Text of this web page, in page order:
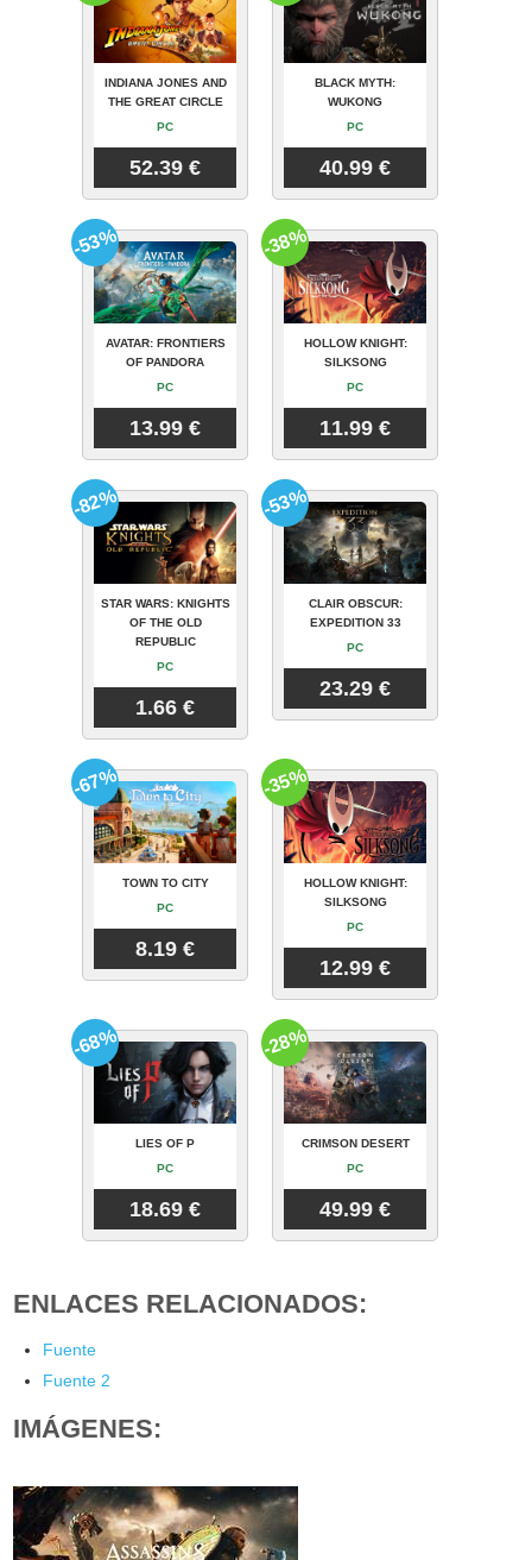
INDIANA JONES AND
THE GREAT CIRCLE
PC
52.39 €
BLACK MYTH:
WUKONG
PC
40.99 €
AVATAR: FRONTIERS
OF PANDORA
PC
13.99 €
-53%
HOLLOW KNIGHT:
SILKSONG
PC
11.99 €
-38%
STAR WARS: KNIGHTS
OF THE OLD
REPUBLIC
PC
1.66 €
-82%
CLAIR OBSCUR:
EXPEDITION 33
PC
23.29 €
-53%
TOWN TO CITY
PC
8.19 €
-67%
HOLLOW KNIGHT:
SILKSONG
PC
12.99 €
-35%
LIES OF P
PC
18.69 €
-68%
CRIMSON DESERT
PC
49.99 €
-28%
ENLACES RELACIONADOS:
Fuente
Fuente 2
IMÁGENES: